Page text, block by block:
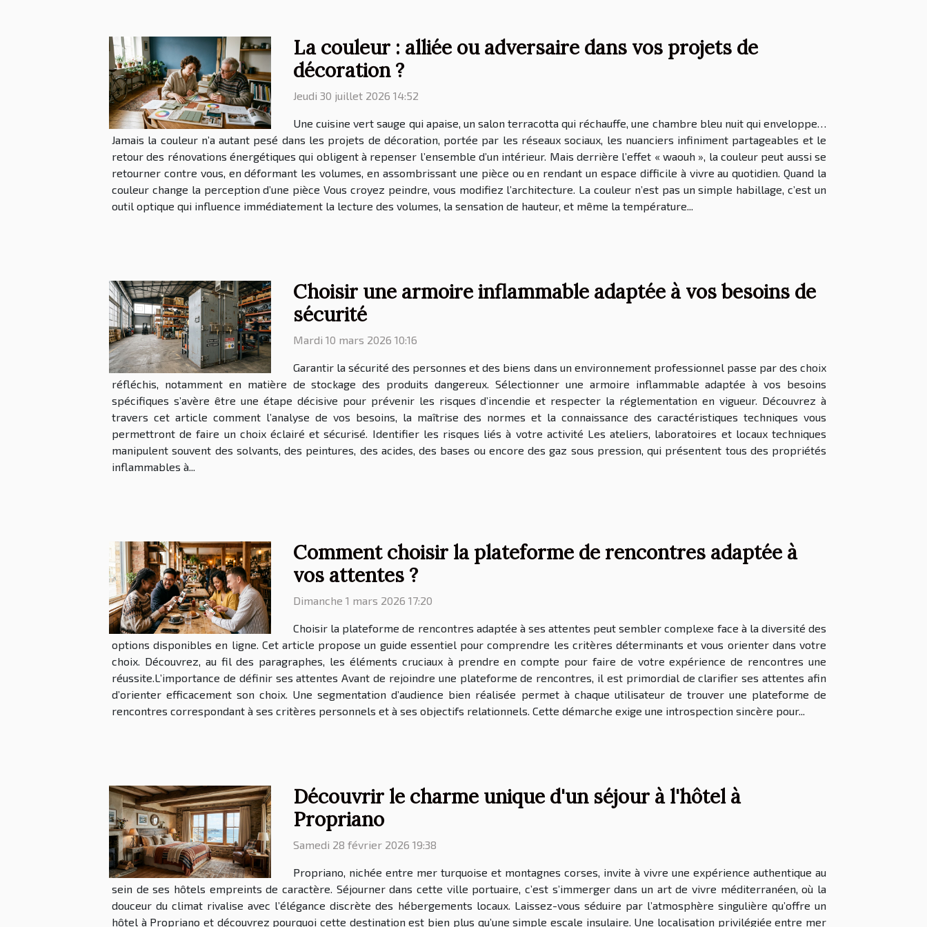
La couleur : alliée ou adversaire dans vos projets de
décoration ?
Jeudi 30 juillet 2026 14:52
Une cuisine vert sauge qui apaise, un salon terracotta qui réchauffe, une chambre bleu nuit qui enveloppe…
Jamais la couleur n’a autant pesé dans les projets de décoration, portée par les réseaux sociaux, les nuanciers infiniment partageables et le
retour des rénovations énergétiques qui obligent à repenser l’ensemble d’un intérieur. Mais derrière l’effet « waouh », la couleur peut aussi se
retourner contre vous, en déformant les volumes, en assombrissant une pièce ou en rendant un espace difficile à vivre au quotidien. Quand la
couleur change la perception d’une pièce Vous croyez peindre, vous modifiez l’architecture. La couleur n’est pas un simple habillage, c’est un
outil optique qui influence immédiatement la lecture des volumes, la sensation de hauteur, et même la température...
Choisir une armoire inflammable adaptée à vos besoins de
sécurité
Mardi 10 mars 2026 10:16
Garantir la sécurité des personnes et des biens dans un environnement professionnel passe par des choix
réfléchis, notamment en matière de stockage des produits dangereux. Sélectionner une armoire inflammable adaptée à vos besoins
spécifiques s’avère être une étape décisive pour prévenir les risques d’incendie et respecter la réglementation en vigueur. Découvrez à
travers cet article comment l’analyse de vos besoins, la maîtrise des normes et la connaissance des caractéristiques techniques vous
permettront de faire un choix éclairé et sécurisé. Identifier les risques liés à votre activité Les ateliers, laboratoires et locaux techniques
manipulent souvent des solvants, des peintures, des acides, des bases ou encore des gaz sous pression, qui présentent tous des propriétés
inflammables à...
Comment choisir la plateforme de rencontres adaptée à
vos attentes ?
Dimanche 1 mars 2026 17:20
Choisir la plateforme de rencontres adaptée à ses attentes peut sembler complexe face à la diversité des
options disponibles en ligne. Cet article propose un guide essentiel pour comprendre les critères déterminants et vous orienter dans votre
choix. Découvrez, au fil des paragraphes, les éléments cruciaux à prendre en compte pour faire de votre expérience de rencontres une
réussite.L’importance de définir ses attentes Avant de rejoindre une plateforme de rencontres, il est primordial de clarifier ses attentes afin
d’orienter efficacement son choix. Une segmentation d’audience bien réalisée permet à chaque utilisateur de trouver une plateforme de
rencontres correspondant à ses critères personnels et à ses objectifs relationnels. Cette démarche exige une introspection sincère pour...
Découvrir le charme unique d'un séjour à l'hôtel à
Propriano
Samedi 28 février 2026 19:38
Propriano, nichée entre mer turquoise et montagnes corses, invite à vivre une expérience authentique au
sein de ses hôtels empreints de caractère. Séjourner dans cette ville portuaire, c’est s’immerger dans un art de vivre méditerranéen, où la
douceur du climat rivalise avec l’élégance discrète des hébergements locaux. Laissez-vous séduire par l’atmosphère singulière qu’offre un
hôtel à Propriano et découvrez pourquoi cette destination est bien plus qu’une simple escale insulaire. Une localisation privilégiée entre mer